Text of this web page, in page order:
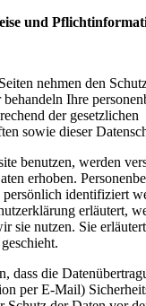
und
nehmen den
Ihre
der gesetzlichen
sowie dieser
benutzen, werden
erhoben.
persönlich identifiziert
erläutert,
sie nutzen. Sie
dass die
per E-Mail)